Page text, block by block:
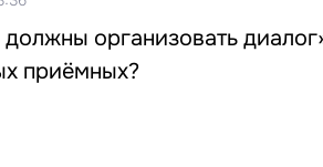
организовать
приёмных?